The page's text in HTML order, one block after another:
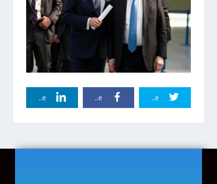
Twitter Share
Facebook Share
Linkedin Share